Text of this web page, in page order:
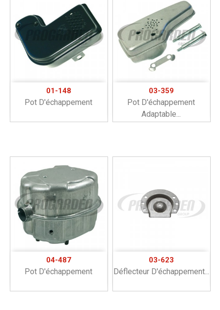
01-148
Pot D'échappement
03-359
Pot D'échappement
Adaptable...
04-487
Pot D'échappement
03-623
Déflecteur D'échappement...